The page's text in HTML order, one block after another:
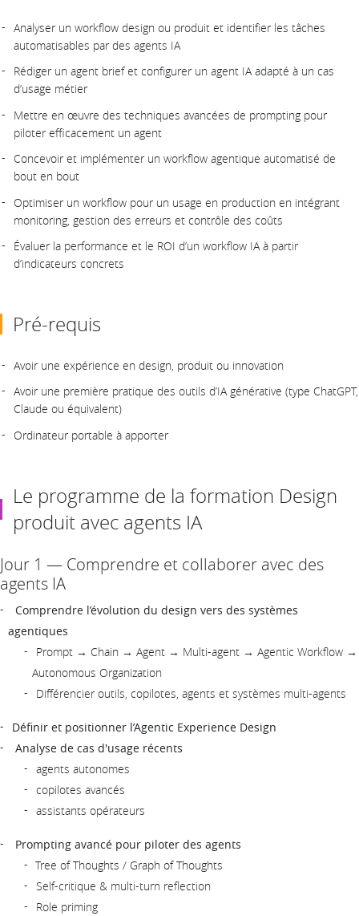
Analyser un workflow design ou produit et identifier les tâches
automatisables par des agents IA
Rédiger un agent brief et configurer un agent IA adapté à un cas
d’usage métier
Mettre en œuvre des techniques avancées de prompting pour
piloter efficacement un agent
Concevoir et implémenter un workflow agentique automatisé de
bout en bout
Optimiser un workflow pour un usage en production en intégrant
monitoring, gestion des erreurs et contrôle des coûts
Évaluer la performance et le ROI d’un workflow IA à partir
d’indicateurs concrets
Pré-requis
Avoir une expérience en design, produit ou innovation
Avoir une première pratique des outils d’IA générative (type ChatGPT,
Claude ou équivalent)
Ordinateur portable à apporter
Le programme de la formation Design
produit avec agents IA
Jour 1 — Comprendre et collaborer avec des
agents IA
Comprendre l’évolution du design vers des systèmes
agentiques
Prompt → Chain → Agent → Multi-agent → Agentic Workflow →
Autonomous Organization
Différencier outils, copilotes, agents et systèmes multi-agents
Définir et positionner l’Agentic Experience Design
Analyse de cas d'usage récents
agents autonomes
copilotes avancés
assistants opérateurs
Prompting avancé pour piloter des agents
Tree of Thoughts / Graph of Thoughts
Self-critique & multi-turn reflection
Role priming